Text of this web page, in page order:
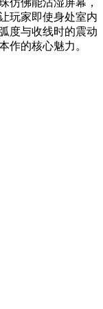
玩家即使身处室内
度与收线时的震动
作的核心魅力。